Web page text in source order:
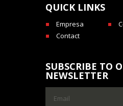
QUICK LINKS
Empresa
Contact
SUBSCRIBE TO
NEWSLETTER